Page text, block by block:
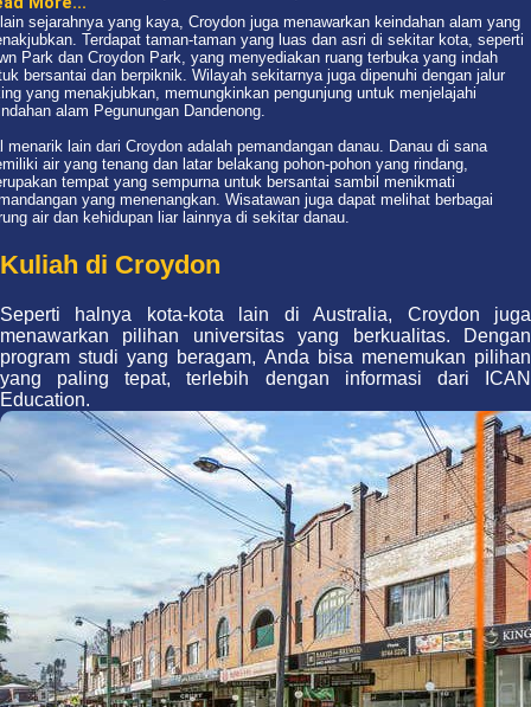
sejarahnya yang kaya, Croydon juga menawarkan keindahan alam yang
Terdapat taman-taman yang luas dan asri di sekitar kota, seperti
Park dan Croydon Park, yang menyediakan ruang terbuka yang indah
bersantai dan berpiknik. Wilayah sekitarnya juga dipenuhi dengan jalur
yang menakjubkan, memungkinkan pengunjung untuk menjelajahi
alam Pegunungan Dandenong.
menarik lain dari Croydon adalah pemandangan danau. Danau di sana
air yang tenang dan latar belakang pohon-pohon yang rindang,
tempat yang sempurna untuk bersantai sambil menikmati
yang menenangkan. Wisatawan juga dapat melihat berbagai
air dan kehidupan liar lainnya di sekitar danau.
Kuliah di Croydon
Seperti halnya kota-kota lain di Australia, Croydon juga
menawarkan pilihan universitas yang berkualitas. Dengan
program studi yang beragam, Anda bisa menemukan pilihan
yang paling tepat, terlebih dengan informasi dari ICAN
Education.